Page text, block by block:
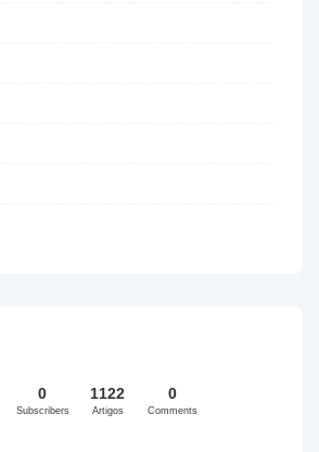
0
Subscribers
1122
Artigos
0
Comments